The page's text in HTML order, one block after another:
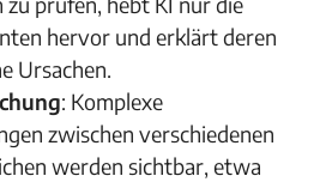
hervor und erklärt deren
Ursachen.
: Komplexe
zwischen verschiedenen
werden sichtbar, etwa